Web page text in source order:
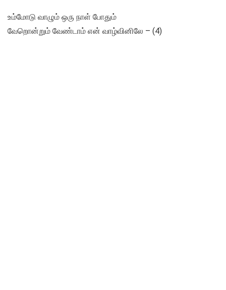
உம்மோடு வாழும் ஒரு நாள் போதும்
வேறொன்றும் வேண்டாம் என் வாழ்வினிலே – (4)